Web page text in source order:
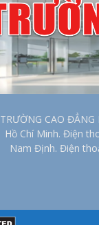
TRƯỜNG CAO
Hồ Chí Minh. Điện
Nam Định. Điện